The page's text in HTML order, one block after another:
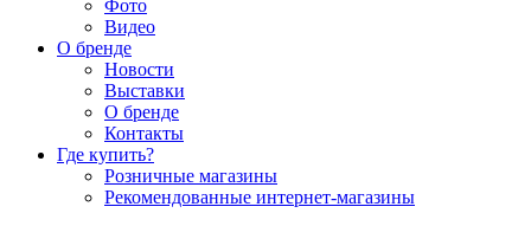
Фото
Видео
О бренде
Новости
Выставки
О бренде
Контакты
Где купить?
Розничные магазины
Рекомендованные интернет-магазины